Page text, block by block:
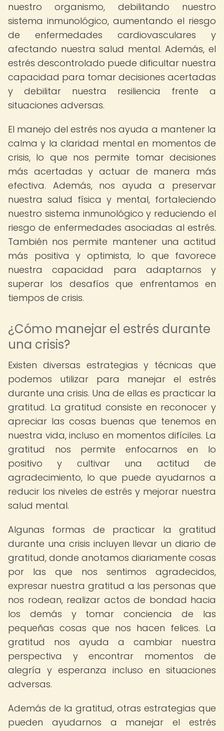
nuestro organismo, debilitando nuestro
sistema inmunológico, aumentando el riesgo
de enfermedades cardiovasculares y
afectando nuestra salud mental. Además, el
estrés descontrolado puede dificultar nuestra
capacidad para tomar decisiones acertadas
y debilitar nuestra resiliencia frente a
situaciones adversas.
El manejo del estrés nos ayuda a mantener la
calma y la claridad mental en momentos de
crisis, lo que nos permite tomar decisiones
más acertadas y actuar de manera más
efectiva. Además, nos ayuda a preservar
nuestra salud física y mental, fortaleciendo
nuestro sistema inmunológico y reduciendo el
riesgo de enfermedades asociadas al estrés.
También nos permite mantener una actitud
más positiva y optimista, lo que favorece
nuestra capacidad para adaptarnos y
superar los desafíos que enfrentamos en
tiempos de crisis.
¿Cómo manejar el estrés durante
una crisis?
Existen diversas estrategias y técnicas que
podemos utilizar para manejar el estrés
durante una crisis. Una de ellas es practicar la
gratitud. La gratitud consiste en reconocer y
apreciar las cosas buenas que tenemos en
nuestra vida, incluso en momentos difíciles. La
gratitud nos permite enfocarnos en lo
positivo y cultivar una actitud de
agradecimiento, lo que puede ayudarnos a
reducir los niveles de estrés y mejorar nuestra
salud mental.
Algunas formas de practicar la gratitud
durante una crisis incluyen llevar un diario de
gratitud, donde anotamos diariamente cosas
por las que nos sentimos agradecidos,
expresar nuestra gratitud a las personas que
nos rodean, realizar actos de bondad hacia
los demás y tomar conciencia de las
pequeñas cosas que nos hacen felices. La
gratitud nos ayuda a cambiar nuestra
perspectiva y encontrar momentos de
alegría y esperanza incluso en situaciones
adversas.
Además de la gratitud, otras estrategias que
pueden ayudarnos a manejar el estrés